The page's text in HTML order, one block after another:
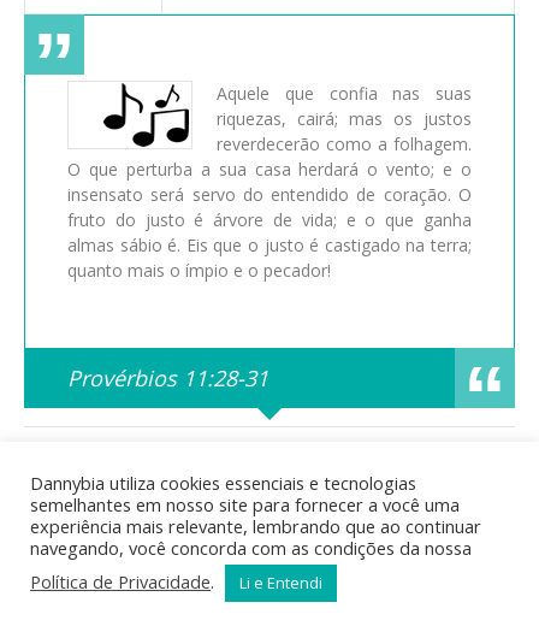
Aquele que confia nas suas
riquezas, cairá; mas os justos
reverdecerão como a folhagem.
O que perturba a sua casa herdará o vento; e o
insensato será servo do entendido de coração. O
fruto do justo é árvore de vida; e o que ganha
almas sábio é. Eis que o justo é castigado na terra;
quanto mais o ímpio e o pecador!
Provérbios 11:28-31
acontecimentos bíblicos,Ada,Adão,águas do dilúvio,animais
na arca,arca,Arca de Noé,arqueologia bíblica,Bíblia,bíblia
online, Caim,Cainã,calendário bíblico,Cão,catástrofe bíblica,
cronologia bíblica,descendentes de Adão ,Dilúvio,Enoque
Enos,ensinamentos bíblicos estudo bíblico
genealogia bíblica,gênesis,geografia bíblica
Dannybia utiliza cookies essenciais e tecnologias
semelhantes em nosso site para fornecer a você uma
experiência mais relevante, lembrando que ao continuar
navegando, você concorda com as condições da nossa
Política de Privacidade. Li e Entendi